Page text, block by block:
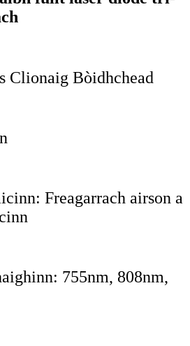
Clionaig Bòidhchead
Freagarrach airson a
755nm, 808nm,